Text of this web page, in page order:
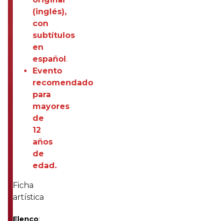
(inglés),
con
subtítulos
en
español.
Evento
recomendado
para
mayores
de
12
años
de
edad.
Ficha
artística
Elenco: